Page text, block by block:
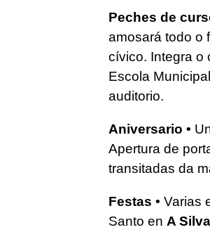
Peches de
amosará todo o
cívico. Integra o
Escola
auditorio.
Aniversario •
Apertura de
transitadas da
Festas • Varias
Santo en A